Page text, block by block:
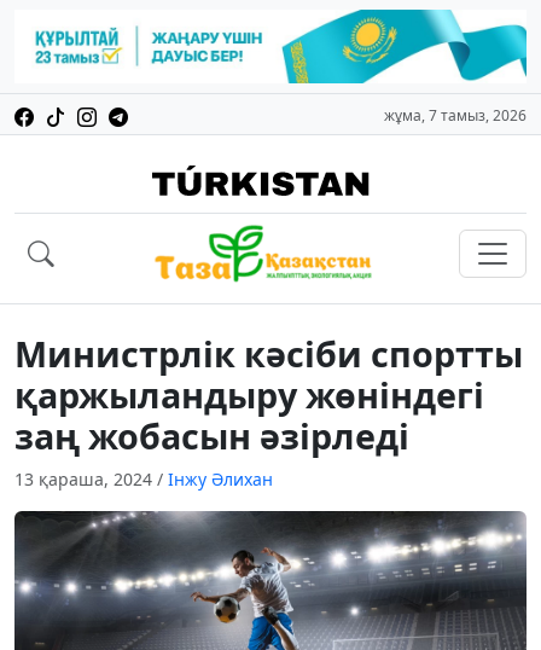
жұма, 7 тамыз, 2026
Министрлік кәсіби спортты
қаржыландыру жөніндегі
заң жобасын әзірледі
13 қараша, 2024 / Інжу Әлихан